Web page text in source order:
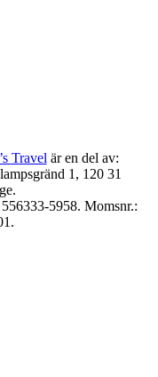
Travel är en del av:
1, 120 31
5958. Momsnr.: